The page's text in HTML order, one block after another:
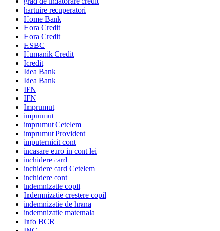
hartuire recuperatori
Home Bank
Hora Credit
Hora Credit
HSBC
Humanik Credit
Icredit
Idea Bank
Idea Bank
IFN
IFN
Imprumut
imprumut
imprumut Cetelem
imprumut Provident
imputernicit cont
incasare euro in cont lei
inchidere card
inchidere card Cetelem
inchidere cont
indemnizatie copii
Indemnizatie crestere copil
indemnizatie de hrana
indemnizatie maternala
Info BCR